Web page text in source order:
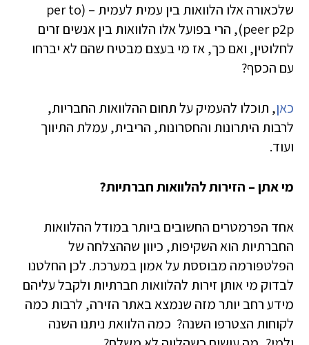
שלכאורה אלו הלוואות בין עמית לעמית – (per to
peer p2p), הרי בפועל אלו הלוואות בין אנשים זרים
לחלוטין, ואם כך, אז מי בעצם מבטיח שהם לא יברחו
עם הכסף?
כאן, תוכלו להעמיק על תחום ההלוואות החבריות,
לרבות היתרונות והחסרונות, הריבית, עמלת התיווך
ועוד.
מי אתן – הזירות להלוואות חברתיות?
אחד הפרמטרים החשובים ביותר במודל ההלוואות
החברתיות הוא השקיפות, כיוון שההצלחה של
הפלטפורמה מבוססת על אמון במערכת. לכן החלטנו
לבדוק מי אותן זירות להלוואות חברתיות ולקבל עליהם
מידע רחב יותר מזה שנמצא באתר הזירה, לרבות כמה
לקוחות הצטרפו השנה? כמה הלוואת ניתנו השנה